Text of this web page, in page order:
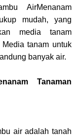
AirMenanam
mudah, yang
media tanam
tanam untuk
banyak air.
Tanaman
air adalah tanah